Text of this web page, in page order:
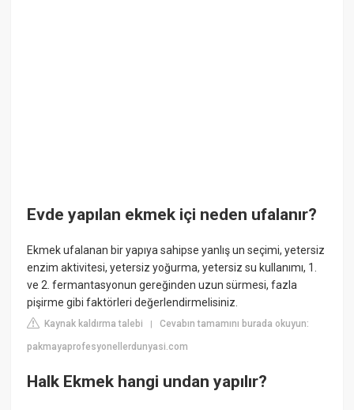
Evde yapılan ekmek içi neden ufalanır?
Ekmek ufalanan bir yapıya sahipse yanlış un seçimi, yetersiz
enzim aktivitesi, yetersiz yoğurma, yetersiz su kullanımı, 1.
ve 2. fermantasyonun gereğinden uzun sürmesi, fazla
pişirme gibi faktörleri değerlendirmelisiniz.
Kaynak kaldırma talebi |Cevabın tamamını burada okuyun:
pakmayaprofesyonellerdunyasi.com
Halk Ekmek hangi undan yapılır?